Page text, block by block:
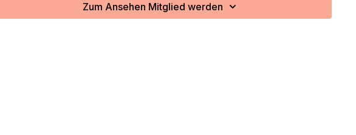
Zum Ansehen Mitglied werden